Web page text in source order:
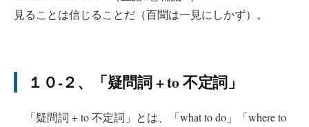
見ることは信じることだ（百聞は一見にしかず）。
１０-２、「疑問詞 + to 不定詞」
「疑問詞 + to 不定詞」とは、「what to do」「where to